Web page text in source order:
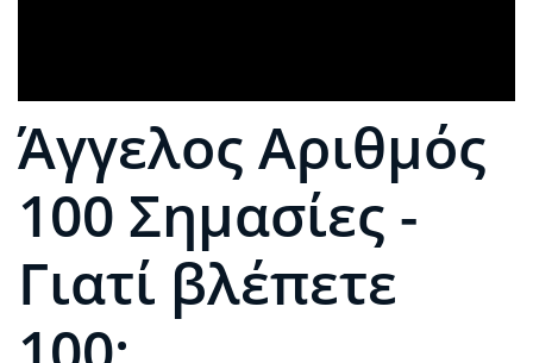
Άγγελος Αριθμός
100 Σημασίες -
Γιατί βλέπετε